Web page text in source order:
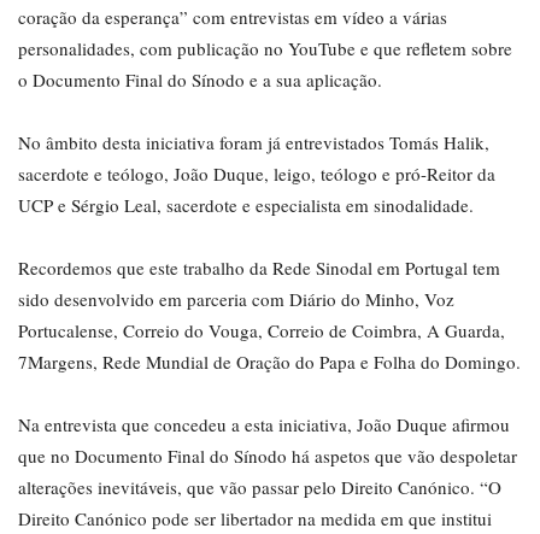
coração da esperança” com entrevistas em vídeo a várias
personalidades, com publicação no YouTube e que refletem sobre
o Documento Final do Sínodo e a sua aplicação.
No âmbito desta iniciativa foram já entrevistados Tomás Halik,
sacerdote e teólogo, João Duque, leigo, teólogo e pró-Reitor da
UCP e Sérgio Leal, sacerdote e especialista em sinodalidade.
Recordemos que este trabalho da Rede Sinodal em Portugal tem
sido desenvolvido em parceria com Diário do Minho, Voz
Portucalense, Correio do Vouga, Correio de Coimbra, A Guarda,
7Margens, Rede Mundial de Oração do Papa e Folha do Domingo.
Na entrevista que concedeu a esta iniciativa, João Duque afirmou
que no Documento Final do Sínodo há aspetos que vão despoletar
alterações inevitáveis, que vão passar pelo Direito Canónico. “O
Direito Canónico pode ser libertador na medida em que institui